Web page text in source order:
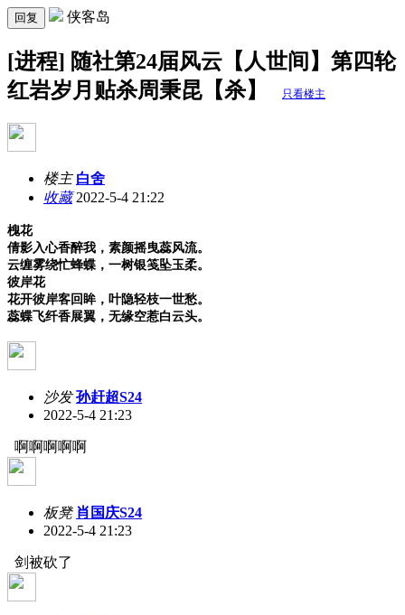
回复 侠客岛
[进程] 随社第24届风云【人世间】第四轮
红岩岁月贴杀周秉昆【杀】
只看楼主
楼主 白舍
收藏2022-5-4 21:22
槐花
倩影入心香醉我，素颜摇曳蕊风流。
云缠雾绕忙蜂蝶，一树银笺坠玉柔。
彼岸花
花开彼岸客回眸，叶隐轻枝一世愁。
蕊蝶飞纤香展翼，无缘空惹白云头。
沙发 孙赶超S24
2022-5-4 21:23
啊啊啊啊啊
板凳 肖国庆S24
2022-5-4 21:23
剑被砍了